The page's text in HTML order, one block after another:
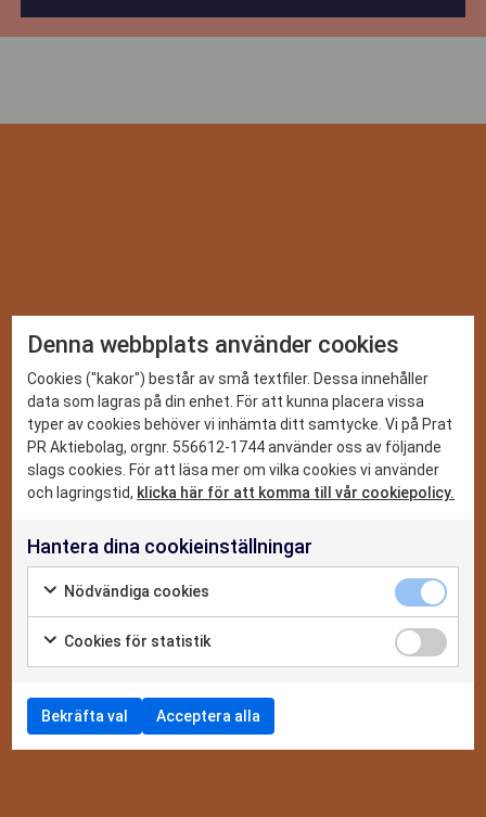
DET HÄR KAN VI
CASE
NYHETER
OM OSS
KONTAKTA OSS
TA DEL AV VÅRA SENASTE
Vi ger dig de senaste nyheterna och trenderna inom PR,
sociala medier och digitalt. Prenumerera på vårt nyhetsbrev
så missar du inget.
Jag godkännerintegritetspolicyn
Denna webbplats använder cookies
Cookies ("kakor") består av små textfiler. Dessa innehåller
data som lagras på din enhet. För att kunna placera vissa
typer av cookies behöver vi inhämta ditt samtycke. Vi på Prat
PR Aktiebolag, orgnr. 556612-1744 använder oss av följande
slags cookies. För att läsa mer om vilka cookies vi använder
och lagringstid, klicka här för att komma till vår cookiepolicy.
Hantera dina cookieinställningar
Nödvändiga cookies
Cookies för statistik
Bekräfta val Acceptera alla